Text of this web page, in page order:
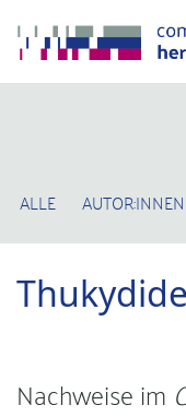
ALLE AUTOR:INNEN
Nachweise im